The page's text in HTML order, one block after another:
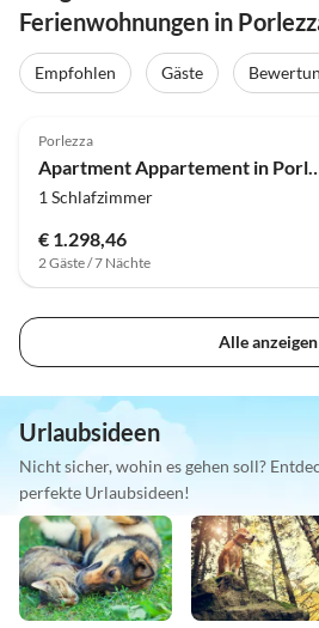
Ferienwohnungen in
Empfohlen Gäste
Porlezza
1 Schlafzimmer
€ 1.298,46
2 Gäste / 7 Nächte
Alle anzeigen
Urlaubsideen
Nicht sicher, wohin es gehen soll?
perfekte Urlaubsideen!